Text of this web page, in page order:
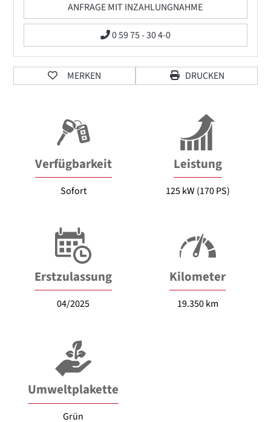
ANFRAGE MIT INZAHLUNGNAHME
0 59 75 - 30 4-0
MERKEN DRUCKEN
Verfügbarkeit
Sofort
Leistung
125 kW (170 PS)
Erstzulassung
04/2025
Kilometer
19.350 km
Umweltplakette
Grün